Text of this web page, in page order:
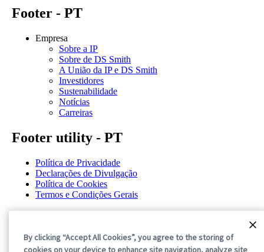
Footer - PT
Empresa
Sobre a IP
Sobre de DS Smith
A União da IP e DS Smith
Investidores
Sustenabilidade
Notícias
Carreiras
Footer utility - PT
Política de Privacidade
Declarações de Divulgação
Política de Cookies
Termos e Condições Gerais
By clicking “Accept All Cookies”, you agree to the storing of
cookies on your device to enhance site navigation, analyze site